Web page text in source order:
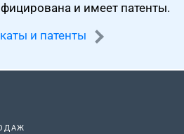
и имеет патенты.
и патенты